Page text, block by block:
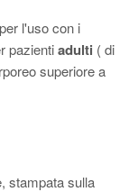
l'uso con i
pazientiadulti ( di
superiore a
stampata sulla